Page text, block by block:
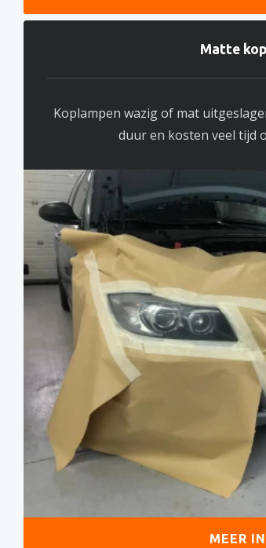
Matte
Koplampen wazig of mat
duur en kosten veel tijd
MEER